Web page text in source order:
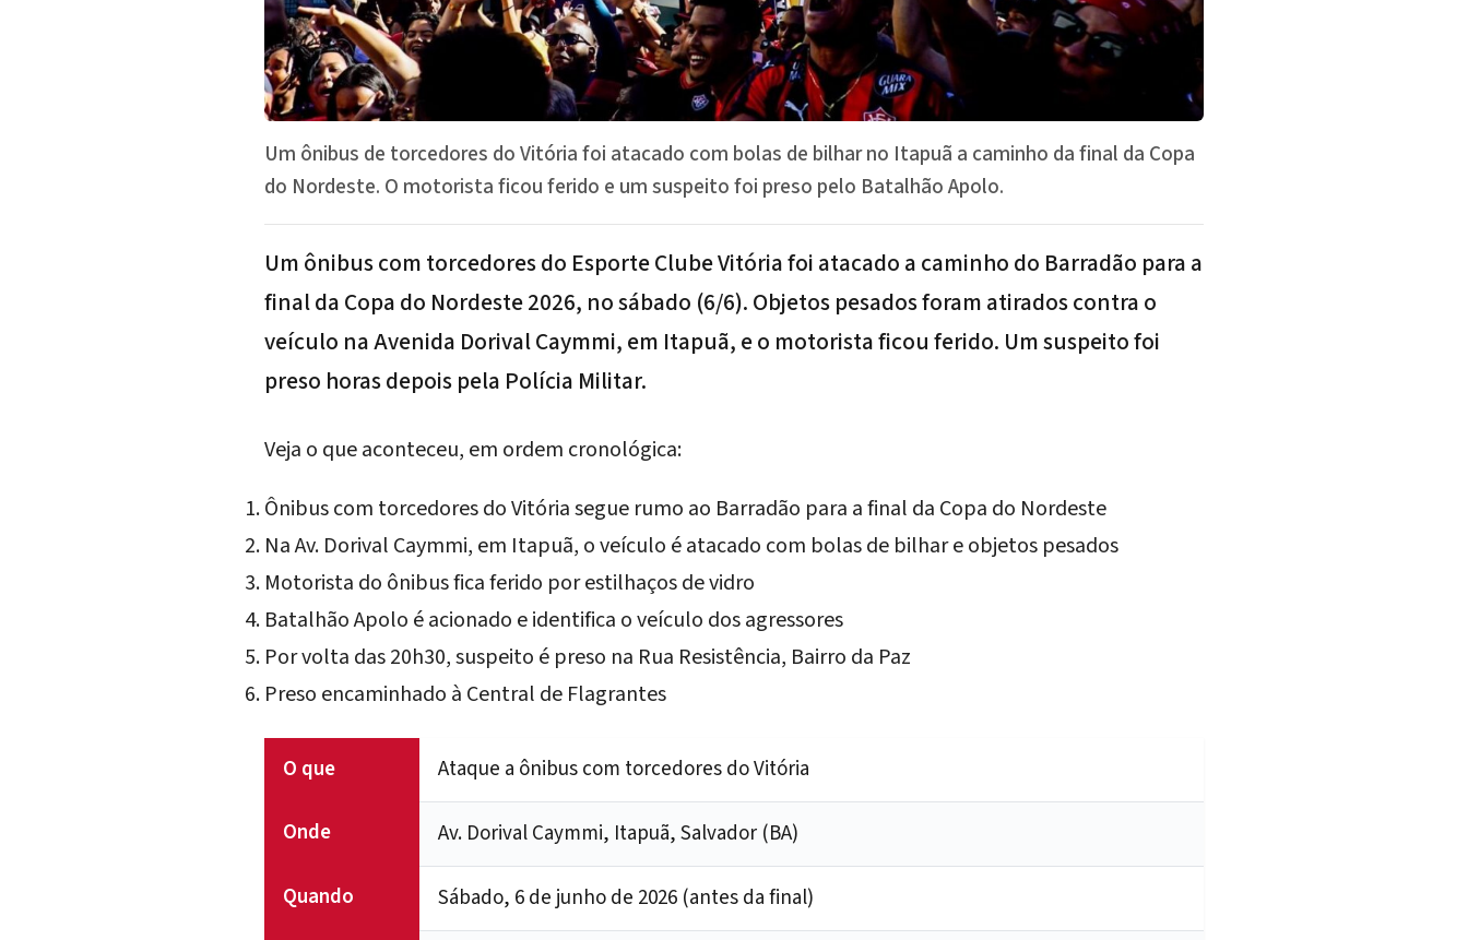
Um ônibus de torcedores do Vitória foi atacado com bolas de bilhar no Itapuã a caminho da final da Copa
do Nordeste. O motorista ficou ferido e um suspeito foi preso pelo Batalhão Apolo.
Um ônibus com torcedores do Esporte Clube Vitóriafoi atacado a caminho do Barradão para a
final da Copa do Nordeste 2026, no sábado (6/6). Objetos pesados foram atirados contra o
veículo na Avenida Dorival Caymmi, em Itapuã, e o motorista ficou ferido. Um suspeito foi
preso horas depois pela Polícia Militar.
Veja o que aconteceu, em ordem cronológica:
Ônibus com torcedores do Vitória segue rumo ao Barradão para a final da Copa do Nordeste
Na Av. Dorival Caymmi, em Itapuã, o veículo é atacado com bolas de bilhar e objetos pesados
Motorista do ônibus fica ferido por estilhaços de vidro
Batalhão Apolo é acionado e identifica o veículo dos agressores
Por volta das 20h30, suspeito é preso na Rua Resistência, Bairro da Paz
Preso encaminhado à Central de Flagrantes
O que Ataque a ônibus com torcedores do Vitória
Onde Av. Dorival Caymmi, Itapuã, Salvador (BA)
Quando Sábado, 6 de junho de 2026 (antes da final)